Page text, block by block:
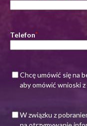
Telefon*
Zgoda
Chcę umówić się na
aby omówić wnioski
Zgoda
*
W związku z